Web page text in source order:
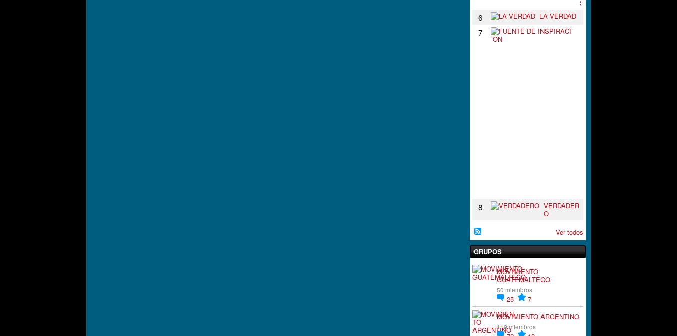
6 LA VERDAD
7
8
VERDADER
O
Ver todos
GRUPOS
MOVIMIENTO
GUATEMALTECO
50 miembros
25
7
MOVIMIENTO ARGENTINO
119 miembros